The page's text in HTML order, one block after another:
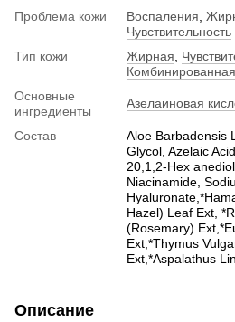
Проблема кожи Воспаления
Чувствительность
Тип кожи
Жирная
Основные
ингредиенты
Азелаиновая
Состав
Aloe Barbadensis
Glycol, Azelaic
20,1,2-Hex
Niacinamide,
Hazel) Leaf Ext,
(Rosemary)
Ext,*Thymus
Ext,*Aspalathus
Описание